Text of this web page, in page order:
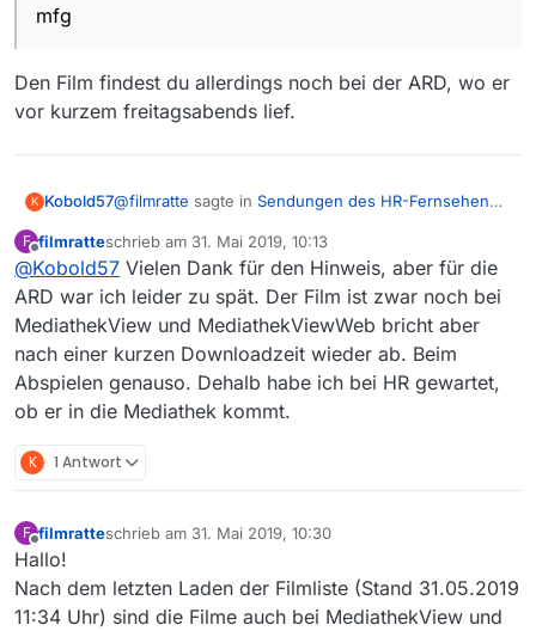
mfg
Den Film findest du allerdings noch bei der ARD, wo er
vor kurzem freitagsabends lief.
K Kobold57@filmratte sagte in Sendungen des HR-Fernsehen
Hallo!
Ich wollte heute den Film “Schimanski - Hart am
Limit” vom HR herunterladen. Lt. HR wurde er
am 3
1.05.2019 um 02:15Uhr freigeschaltet. Dabei
habe ich festgestellt, dass die letzte Sendung
vom HR in der MediathekView und bei
MediathekViewWeb vom 10.05.2019 stammt.
Und danke für die tolle Arbeit.
Den Film findest du allerdings noch bei der ARD, wo
er vor kurzem freitagsabends lief.
F
Offline
filmratteschrieb am 31. Mai 2019, 10:13
zuletzt editiert von
@Kobold57 Vielen Dank für den Hinweis, aber für die
ARD war ich leider zu spät. Der Film ist zwar noch bei
MediathekView und MediathekViewWeb bricht aber
nach einer kurzen Downloadzeit wieder ab. Beim
Abspielen genauso. Dehalb habe ich bei HR gewartet,
ob er in die Mediathek kommt.
K 1 Antwort
F
Offline
filmratteschrieb am 31. Mai 2019, 10:30
zuletzt editiert von
Hallo!
Nach dem letzten Laden der Filmliste (Stand 31.05.2019
11:34 Uhr) sind die Filme auch bei MediathekView und